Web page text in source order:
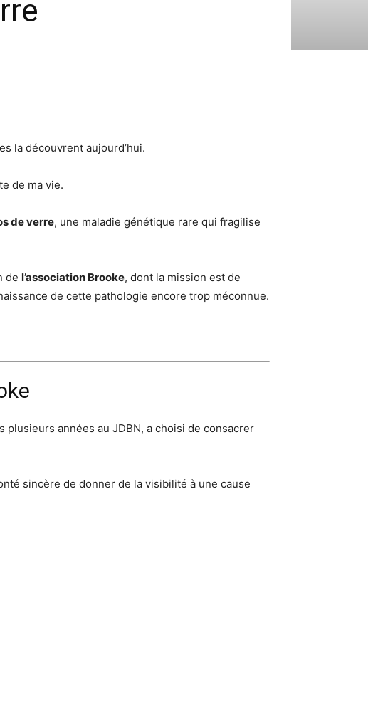
la découvrent aujourd’hui.
de ma vie.
de verre, une maladie génétique rare qui fragilise
de l’association Brooke, dont la mission est de
de cette pathologie encore trop méconnue.
années au JDBN, a choisi de consacrer
sincère de donner de la visibilité à une cause